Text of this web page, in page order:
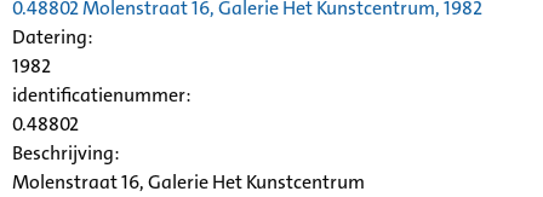
0.48802Molenstraat16, Galerie Het Kunstcentrum, 1982
Datering:
1982
identificatienummer:
0.48802
Beschrijving:
Molenstraat16, Galerie Het Kunstcentrum